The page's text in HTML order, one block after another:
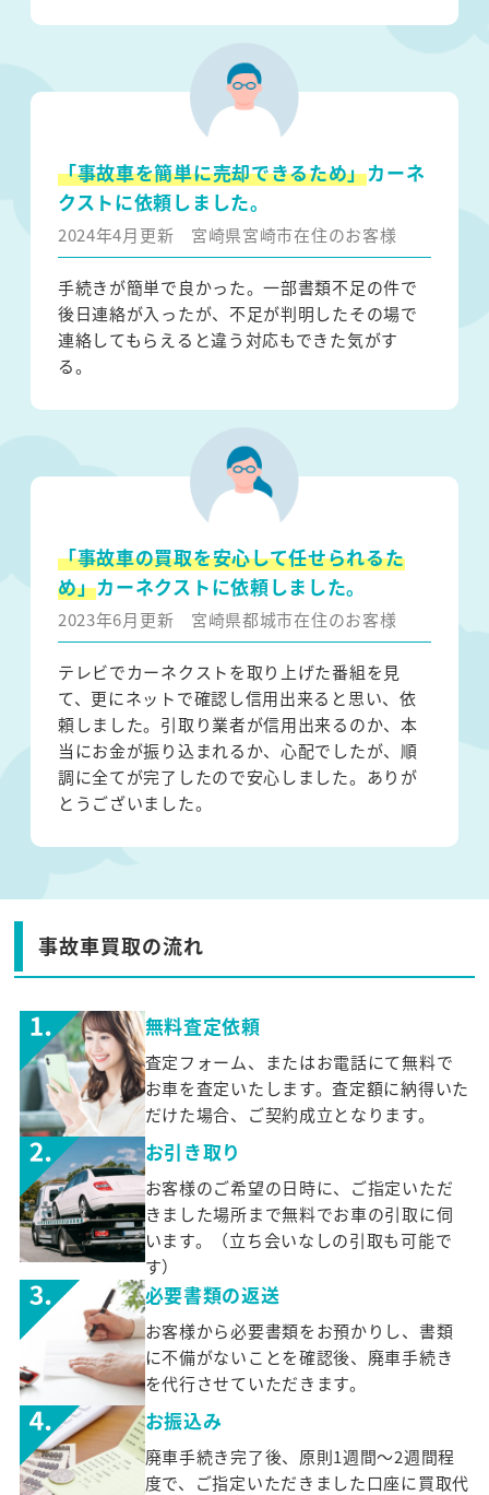
「事故車を簡単に売却できるため」カーネ
クストに依頼しました。
2024年4月更新 宮崎県宮崎市在住のお客様
手続きが簡単で良かった。一部書類不足の件で
後日連絡が入ったが、不足が判明したその場で
連絡してもらえると違う対応もできた気がす
る。
「事故車の買取を安心して任せられるた
め」カーネクストに依頼しました。
2023年6月更新 宮崎県都城市在住のお客様
テレビでカーネクストを取り上げた番組を見
て、更にネットで確認し信用出来ると思い、依
頼しました。引取り業者が信用出来るのか、本
当にお金が振り込まれるか、心配でしたが、順
調に全てが完了したので安心しました。ありが
とうございました。
事故車買取の流れ
無料査定依頼
査定フォーム、またはお電話にて無料で
お車を査定いたします。査定額に納得いた
だけた場合、ご契約成立となります。
お引き取り
お客様のご希望の日時に、ご指定いただ
きました場所まで無料でお車の引取に伺
います。（立ち会いなしの引取も可能で
す）
必要書類の返送
お客様から必要書類をお預かりし、書類
に不備がないことを確認後、廃車手続き
を代行させていただきます。
お振込み
廃車手続き完了後、原則1週間～2週間程
度で、ご指定いただきました口座に買取代